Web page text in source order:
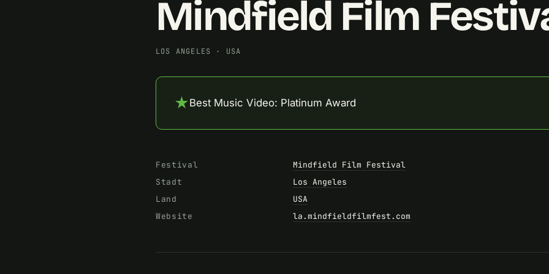
Mindfield Film
LOS ANGELES · USA
★Best Music Video: Platinum Award
Festival
Mindfield Film Festival
Stadt
Los Angeles
Land
USA
Website
la.mindfieldfilmfest.com